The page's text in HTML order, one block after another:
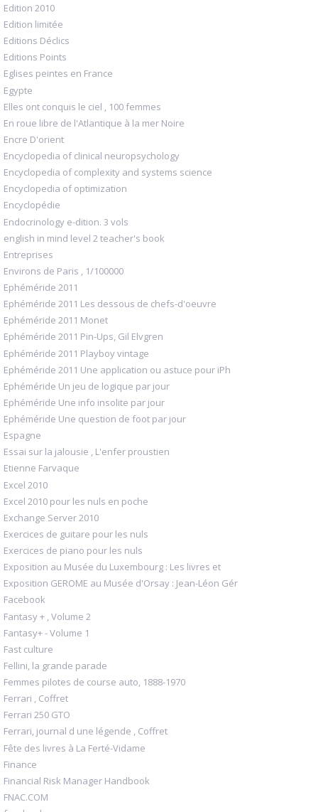
Edition 2010
Edition limitée
Editions Déclics
Editions Points
Eglises peintes en France
Egypte
Elles ont conquis le ciel , 100 femmes
En roue libre de l'Atlantique à la mer Noire
Encre D'orient
Encyclopedia of clinical neuropsychology
Encyclopedia of complexity and systems science
Encyclopedia of optimization
Encyclopédie
Endocrinology e-dition. 3 vols
english in mind level 2 teacher's book
Entreprises
Environs de Paris , 1/100000
Ephéméride 2011
Ephéméride 2011 Les dessous de chefs-d'oeuvre
Ephéméride 2011 Monet
Ephéméride 2011 Pin-Ups, Gil Elvgren
Ephéméride 2011 Playboy vintage
Ephéméride 2011 Une application ou astuce pour iPh
Ephéméride Un jeu de logique par jour
Ephéméride Une info insolite par jour
Ephéméride Une question de foot par jour
Espagne
Essai sur la jalousie , L'enfer proustien
Etienne Farvaque
Excel 2010
Excel 2010 pour les nuls en poche
Exchange Server 2010
Exercices de guitare pour les nuls
Exercices de piano pour les nuls
Exposition au Musée du Luxembourg : Les livres et
Exposition GEROME au Musée d'Orsay : Jean-Léon Gér
Facebook
Fantasy + , Volume 2
Fantasy+ - Volume 1
Fast culture
Fellini, la grande parade
Femmes pilotes de course auto, 1888-1970
Ferrari , Coffret
Ferrari 250 GTO
Ferrari, journal d une légende , Coffret
Fête des livres à La Ferté-Vidame
Finance
Financial Risk Manager Handbook
FNAC.COM